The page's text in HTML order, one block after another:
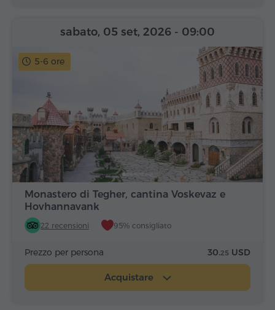
5-6 ore
Monastero di Tegher, cantina Voskevaz e
Hovhannavank
22 recensioni 95% consigliato
sabato, 05 set, 2026 - 09:00
Prezzo per persona 30.25 USD
Acquistare